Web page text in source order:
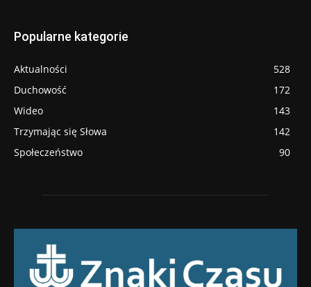
Popularne kategorie
Aktualności
528
Duchowość
172
Wideo
143
Trzymając się Słowa
142
Społeczeństwo
90